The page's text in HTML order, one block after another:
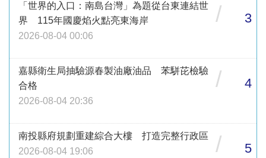
「世界的入口：南島台灣」為題從台東連結世
界 115年國慶焰火點亮東海岸
2026-08-04 00:06
/ 3
嘉縣衛生局抽驗源春製油廠油品 苯駢芘檢驗
合格
2026-08-04 20:36
/ 4
南投縣府規劃重建綜合大樓 打造完整行政區
2026-08-04 19:06
/ 5